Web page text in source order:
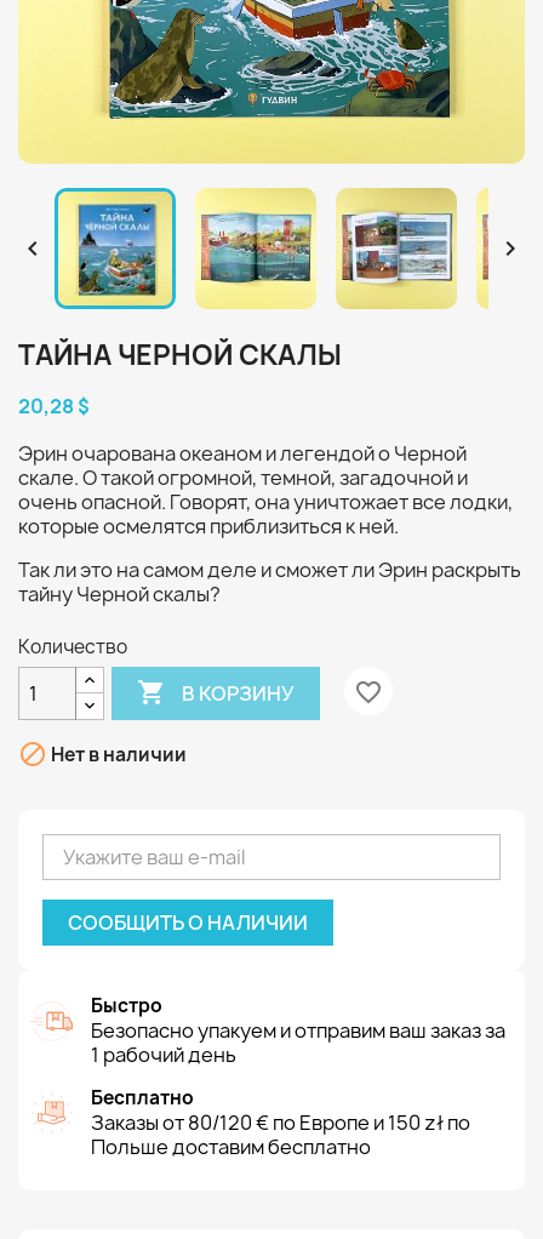
 
ТАЙНА ЧЕРНОЙ СКАЛЫ
20,28 $
Эрин очарована океаном и легендой о Черной
скале. О такой огромной, темной, загадочной и
очень опасной. Говорят, она уничтожает все лодки,
которые осмелятся приблизиться к ней.
Так ли это на самом деле и сможет ли Эрин раскрыть
тайну Черной скалы?
Количество
 В КОРЗИНУ favorite_border
 Нет в наличии
СООБЩИТЬ О НАЛИЧИИ
Быстро
Безопасно упакуем и отправим ваш заказ за
1 рабочий день
Бесплатно
Заказы от 80/120 € по Европе и 150 zł по
Польше доставим бесплатно